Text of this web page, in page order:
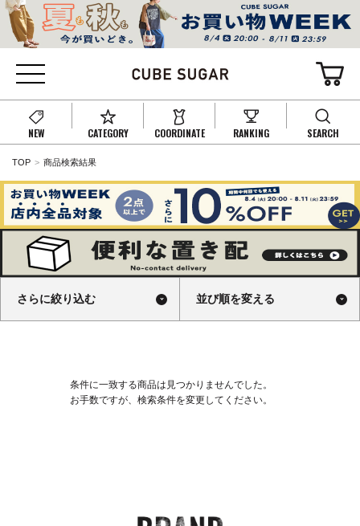
NEW CATEGORY COORDINATE RANKING SEARCH
TOP 商品検索結果
さらに絞り込む 並び順を変える
条件に一致する商品は見つかりませんでした。
お手数ですが、検索条件を変更してください。